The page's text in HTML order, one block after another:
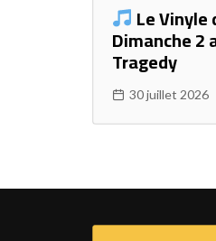
Le Vinyle
Dimanche 2
Tragedy
30 juillet 2026